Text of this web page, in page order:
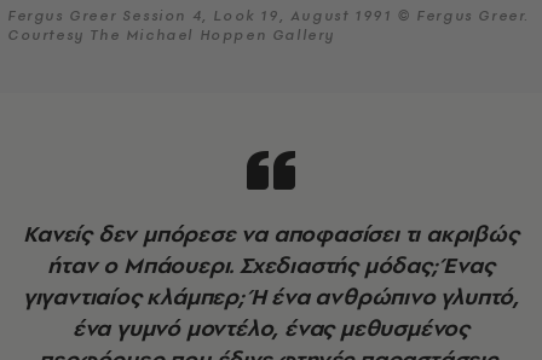
Fergus Greer Session 4, Look 19, August 1991 © Fergus Greer.
Courtesy The Michael Hoppen Gallery
Κανείς δεν μπόρεσε να αποφασίσει τι ακριβώς
ήταν ο Μπάουερι. Σχεδιαστής μόδας; Ένας
γιγαντιαίος κλάμπερ; Ή ένα ανθρώπινο γλυπτό,
ένα γυμνό μοντέλο, ένας μεθυσμένος